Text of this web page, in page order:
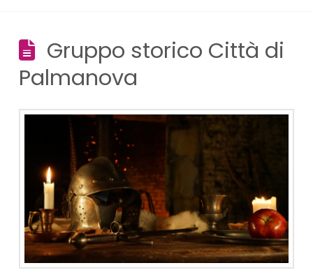
Gruppo storico Città di
Palmanova